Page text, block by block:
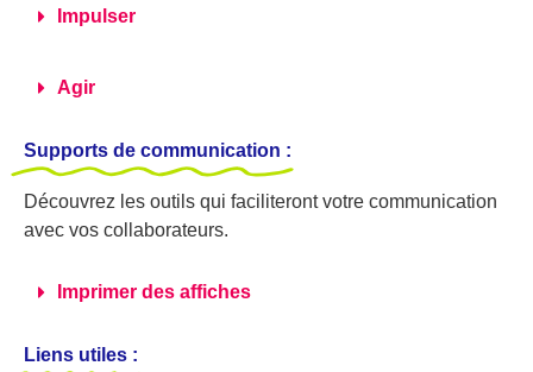
Impulser
Agir
Supports de communication :
Découvrez les outils qui faciliteront votre communication
avec vos collaborateurs.​
Imprimer des affiches
Liens utiles :